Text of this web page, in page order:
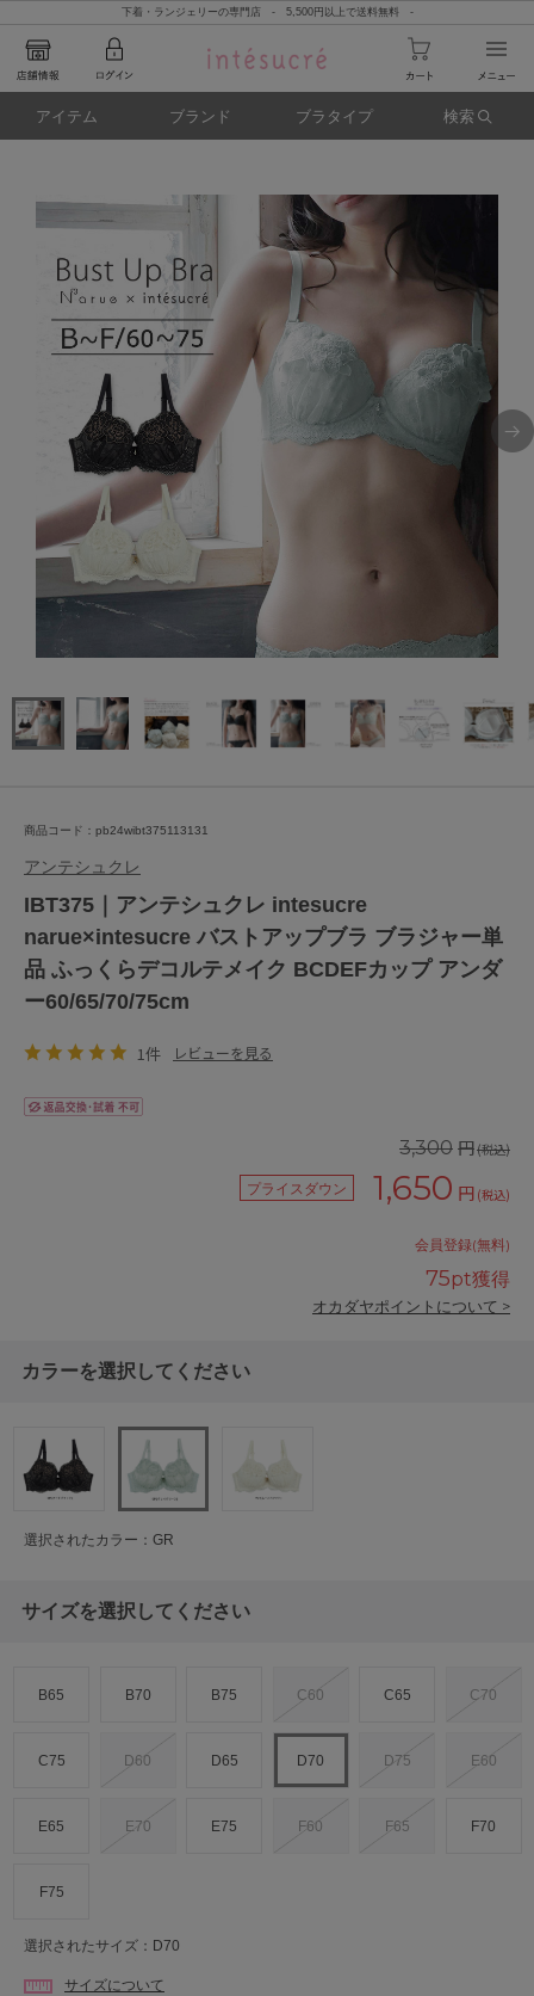
下着・ランジェリーの専門店 - 5,500円以上で送料無料 -
アイテム ブランド ブラタイプ 検索
商品コード：pb24wibt375113131
アンテシュクレ
IBT375｜アンテシュクレ intesucre
narue×intesucre バストアップブラ ブラジャー単
品 ふっくらデコルテメイク BCDEFカップ アンダ
ー60/65/70/75cm
1件 レビューを見る
3,300 円(税込)
プライスダウン 1,650 円 (税込)
会員登録(無料)
75pt獲得
オカダヤポイントについて >
カラーを選択してください
選択されたカラー：GR
サイズを選択してください
B65 B70 B75 C60 C65 C70
C75 D60 D65 D70 D75 E60
E65 E70 E75 F60 F65 F70
F75
選択されたサイズ：D70
サイズについて